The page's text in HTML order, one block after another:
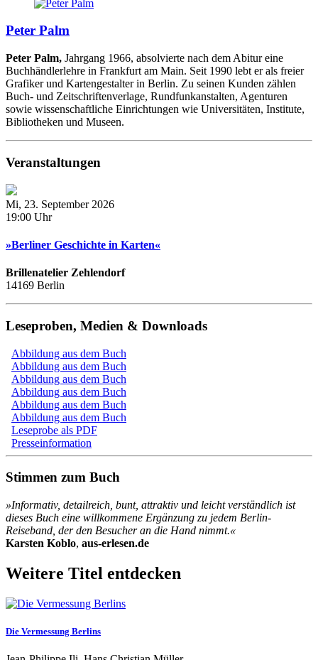
Peter Palm
Peter Palm, Jahrgang 1966, absolvierte nach dem Abitur eine
Buchhändlerlehre in Frankfurt am Main. Seit 1990 lebt er als freier
Grafiker und Kartengestalter in Berlin. Zu seinen Kunden zählen
Buch- und Zeitschriftenverlage, Rundfunkanstalten, Agenturen
sowie wissenschaftliche Einrichtungen wie Universitäten, Institute,
Bibliotheken und Museen.
Veranstaltungen
Mi, 23. September 2026
19:00 Uhr
»Berliner Geschichte in Karten«
Brillenatelier Zehlendorf
14169 Berlin
Leseproben, Medien & Downloads
Abbildung aus dem Buch
Abbildung aus dem Buch
Abbildung aus dem Buch
Abbildung aus dem Buch
Abbildung aus dem Buch
Abbildung aus dem Buch
Leseprobe als PDF
Presseinformation
Stimmen zum Buch
»Informativ, detailreich, bunt, attraktiv und leicht verständlich ist
dieses Buch eine willkommene Ergänzung zu jedem Berlin-
Reiseband, der den Besucher an die Hand nimmt.«
Karsten Koblo, aus-erlesen.de
Weitere Titel entdecken
Die Vermessung Berlins